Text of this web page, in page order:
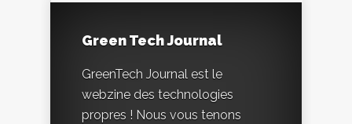
Green Tech Journal
GreenTech Journal est le
webzine des technologies
propres ! Nous vous tenons